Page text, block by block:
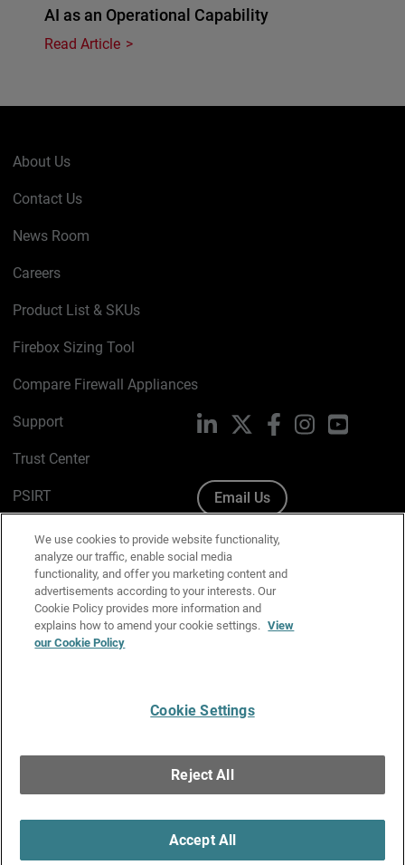
AI as an Operational Capability
Read Article
About Us
Contact Us
News Room
Careers
Product List & SKUs
Firebox Sizing Tool
Compare Firewall Appliances
Support
Trust Center
PSIRT
Cookie Policy
Privacy Policy
Media & Brand Kit
Manage Email Preferences
LinkedIn FacebookInstagramYouTube
Email Us
Copyright © 1996-2026 WatchGuard Technologies, Inc. All
Rights Reserved.
We use cookies to provide website functionality,
analyze our traffic, enable social media
functionality, and offer you marketing content and
advertisements according to your interests. Our
Cookie Policy provides more information and
explains how to amend your cookie settings. View
our Cookie Policy
Cookie Settings
Reject All
Accept All